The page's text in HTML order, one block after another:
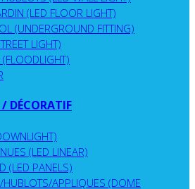
(LED FLOOR LIGHT)
(UNDERGROUND FITTING)
LIGHT)
(FLOODLIGHT)
DÉCORATIF
(LED LINEAR)
(LED PANELS)
HUBLOTS/APPLIQUES (DOME